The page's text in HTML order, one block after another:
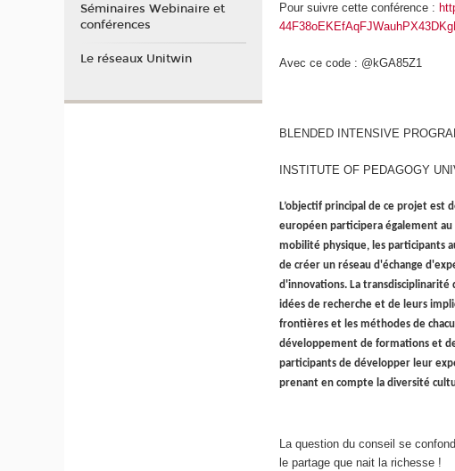
Pour suivre cette conférence :
Avec ce code : @kGA85Z1
BLENDED INTENSIVE
INSTITUTE OF PEDAGOGY
L’objectif principal de ce projet
européen participera également
mobilité physique, les participants
de créer un réseau d'échange
d'innovations. La
idées de recherche et de leurs
frontières et les méthodes de
développement de formations et
participants de développer leur
prenant en compte la diversité
La question du conseil se
le partage que nait la richesse !
Séminaires Webinaire et
conférences
Le réseaux Unitwin